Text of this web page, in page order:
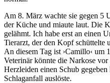
Am 8. März wachte sie gegen 5
der Küche und miaute laut. Die
gelähmt. Ich habe erst an einen
Tierarzt, der den Kopf schüttelte
An diesem Tag ist ›Camillo‹ um
Veterinär könnte die Narkose
Herzleiden einen Schub
Schlaganfall auslöste.